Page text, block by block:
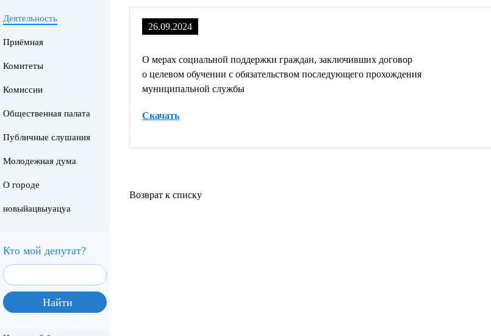
Деятельность
Приёмная
Комитеты
Комиссии
Общественная палата
Публичные слушания
Молодежная дума
О городе
новыйацвыуацуа
Кто мой депутат?
26.09.2024
О мерах социальной поддержки граждан, заключивших договор
о целевом обучении с обязательством последующего прохождения
муниципальной службы
Скачать
Возврат к списку